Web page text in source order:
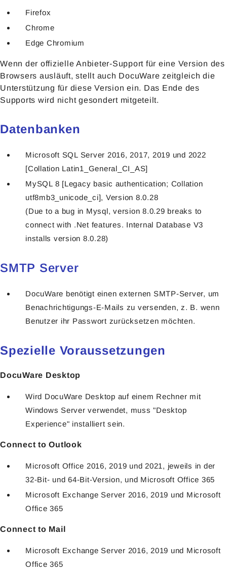
Firefox
Chrome
Edge Chromium
Wenn der offizielle Anbieter-Support für eine Version des
Browsers ausläuft, stellt auch DocuWare zeitgleich die
Unterstützung für diese Version ein. Das Ende des
Supports wird nicht gesondert mitgeteilt.
Datenbanken
Microsoft SQL Server 2016, 2017, 2019 und 2022
[Collation Latin1_General_CI_AS]
MySQL 8 [Legacy basic authentication; Collation
utf8mb3_unicode_ci], Version 8.0.28
(Due to a bug in Mysql, version 8.0.29 breaks to
connect with .Net features. Internal Database V3
installs version 8.0.28)
SMTP Server
DocuWare benötigt einen externen SMTP-Server, um
Benachrichtigungs-E-Mails zu versenden, z. B. wenn
Benutzer ihr Passwort zurücksetzen möchten.
Spezielle Voraussetzungen
DocuWare Desktop
Wird DocuWare Desktop auf einem Rechner mit
Windows Server verwendet, muss "Desktop
Experience" installiert sein.
Connect to Outlook
Microsoft Office 2016, 2019 und 2021, jeweils in der
32-Bit- und 64-Bit-Version, und Microsoft Office 365
Microsoft Exchange Server 2016, 2019 und Microsoft
Office 365
Connect to Mail
Microsoft Exchange Server 2016, 2019 und Microsoft
Office 365